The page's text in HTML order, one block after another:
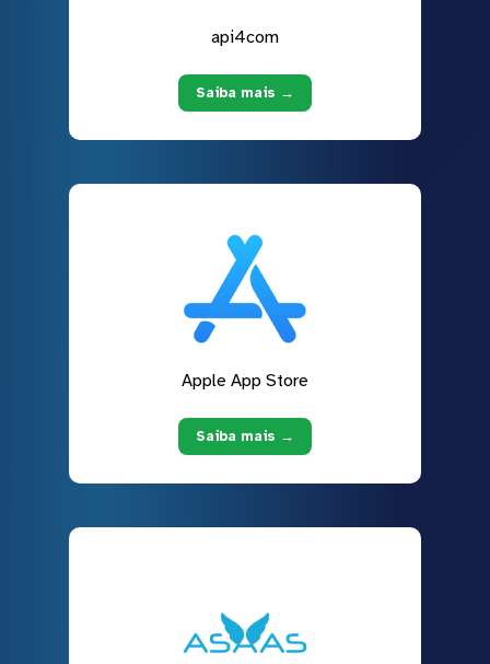
api4com
Saiba mais →
Apple App Store
Saiba mais →